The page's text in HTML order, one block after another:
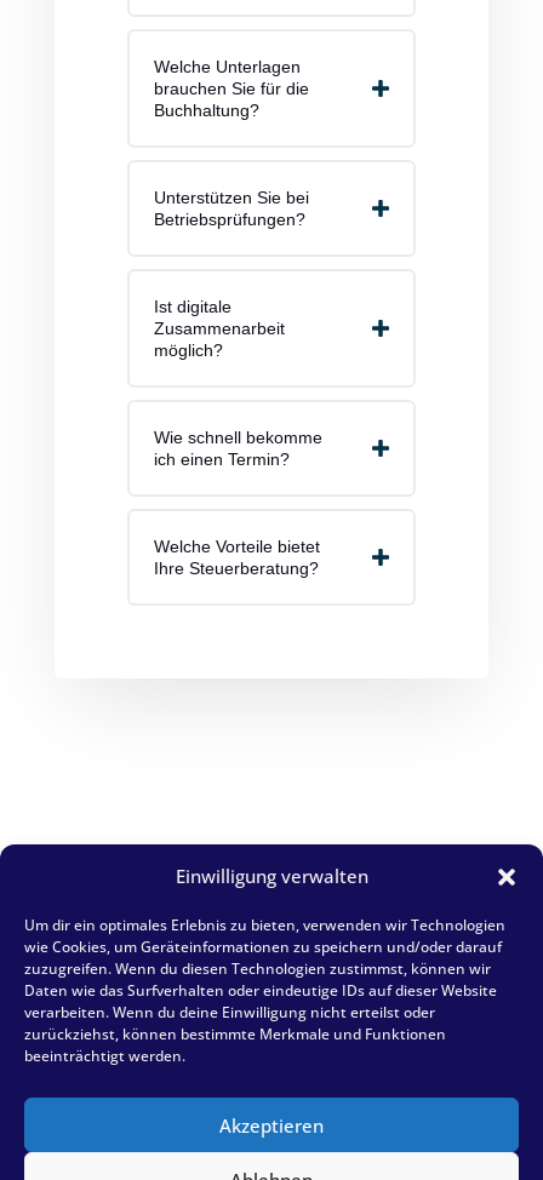
Einwilligung verwalten
Um dir ein optimales Erlebnis zu bieten, verwenden wir Technologien
wie Cookies, um Geräteinformationen zu speichern und/oder darauf
zuzugreifen. Wenn du diesen Technologien zustimmst, können wir
Daten wie das Surfverhalten oder eindeutige IDs auf dieser Website
verarbeiten. Wenn du deine Einwilligung nicht erteilst oder
zurückziehst, können bestimmte Merkmale und Funktionen
beeinträchtigt werden.
Akzeptieren
Welche Unterlagen
brauchen Sie für die
Buchhaltung?
Unterstützen Sie bei
Betriebsprüfungen?
Ist digitale
Zusammenarbeit
möglich?
Wie schnell bekomme
ich einen Termin?
Welche Vorteile bietet
Ihre Steuerberatung?
Datenschutzerklärung